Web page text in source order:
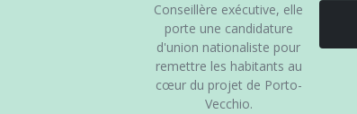
Conseillère exécutive, elle
porte une candidature
d'union nationaliste pour
remettre les habitants au
cœur du projet de Porto-
Vecchio.